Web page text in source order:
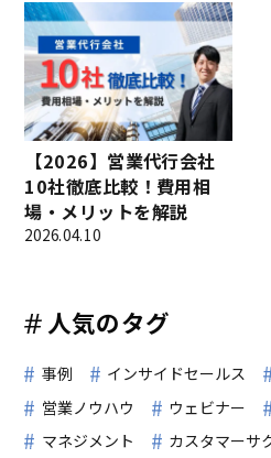
【2026】営業代行会社
10社徹底比較！費用相
場・メリットを解説
2026.04.10
人気のタグ
事例 インサイドセールス
営業ノウハウ
ウェビナー
マネジメント
カスタマーサ